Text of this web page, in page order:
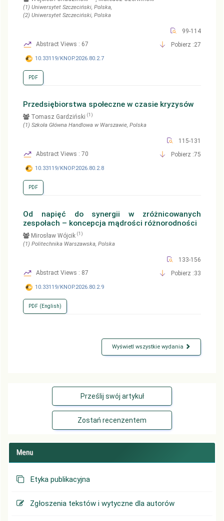
(1) Uniwersytet Szczeciński, Polska,
(2) Uniwersytet Szczeciński, Polska
99-114
Abstract Views : 67
Pobierz :27
10.33119/KNOP.2026.80.2.7
PDF
Przedsiębiorstwa społeczne w czasie kryzysów
Tomasz Gardziński (1)
(1) Szkoła Główna Handlowa w Warszawie, Polska
115-131
Abstract Views : 70
Pobierz :75
10.33119/KNOP.2026.80.2.8
PDF
Od napięć do synergii w zróżnicowanych
zespołach – koncepcja mądrości różnorodności
Mirosław Wójcik (1)
(1) Politechnika Warszawska, Polska
133-156
Abstract Views : 87
Pobierz :33
10.33119/KNOP.2026.80.2.9
PDF (English)
Wyświetl wszystkie wydania
Prześlij swój artykuł
Zostań recenzentem
Menu
Etyka publikacyjna
Zgłoszenia tekstów i wytyczne dla autorów